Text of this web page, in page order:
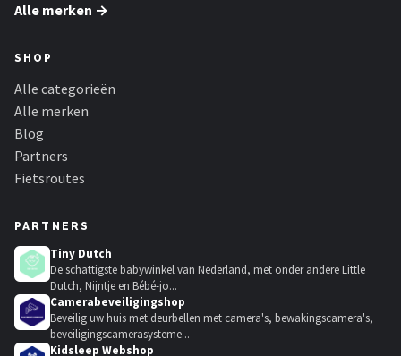
Alle merken →
SHOP
Alle categorieën
Alle merken
Blog
Partners
Fietsroutes
PARTNERS
Tiny Dutch
De schattigste babywinkel van Nederland, met onder andere Little
Dutch, Nijntje en Bébé-jo...
Camerabeveiligingshop
Beveilig uw huis met deurbellen met camera's, bewakingscamera's,
beveiligingscamerasysteme...
Kidsleep Webshop